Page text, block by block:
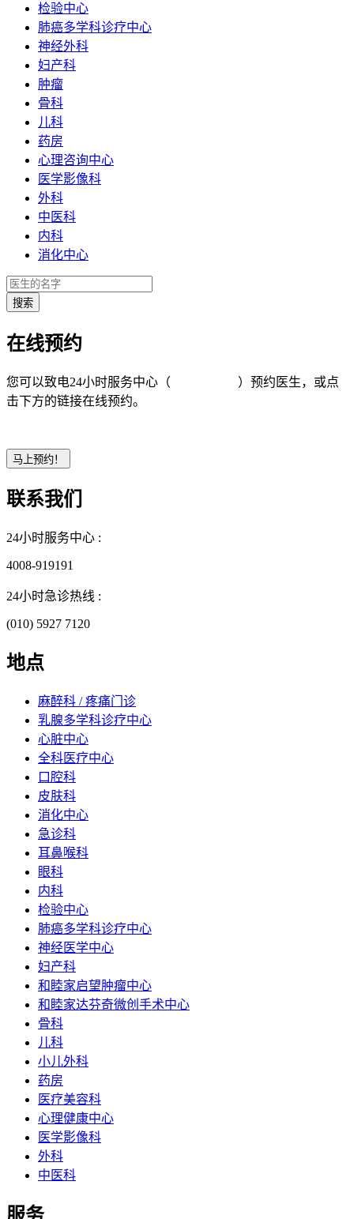
检验中心
肺癌多学科诊疗中心
神经外科
妇产科
肿瘤
骨科
儿科
药房
心理咨询中心
医学影像科
外科
中医科
内科
消化中心
在线预约
您可以致电24小时服务中心（
）预约医生，或点
击下方的链接在线预约。
联系我们
24小时服务中心 :
4008-919191
24小时急诊热线 :
(010) 5927 7120
地点
麻醉科 / 疼痛门诊
乳腺多学科诊疗中心
心脏中心
全科医疗中心
口腔科
皮肤科
消化中心
急诊科
耳鼻喉科
眼科
内科
检验中心
肺癌多学科诊疗中心
神经医学中心
妇产科
和睦家启望肿瘤中心
和睦家达芬奇微创手术中心
骨科
儿科
小儿外科
药房
医疗美容科
心理健康中心
医学影像科
外科
中医科